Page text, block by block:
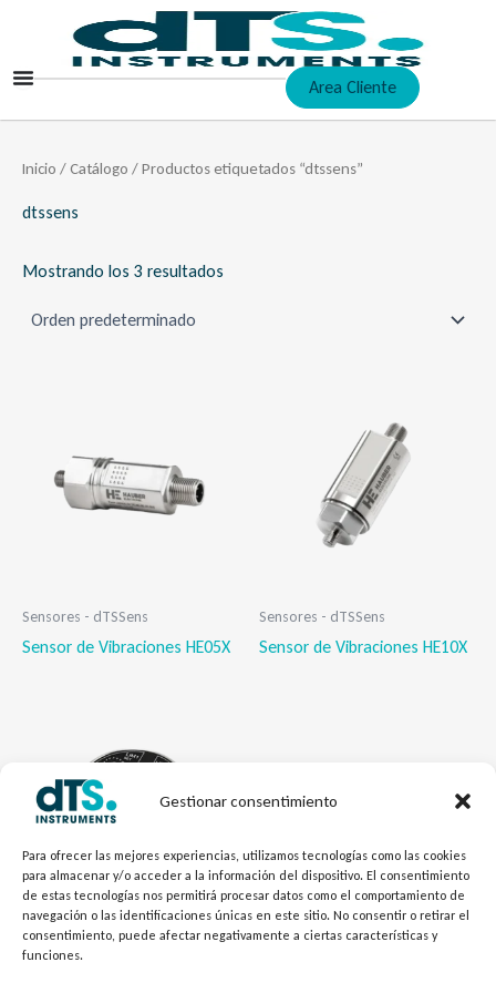
Gestionar consentimiento
Para ofrecer las mejores experiencias, utilizamos tecnologías como las cookies
para almacenar y/o acceder a la información del dispositivo. El consentimiento
de estas tecnologías nos permitirá procesar datos como el comportamiento de
navegación o las identificaciones únicas en este sitio. No consentir o retirar el
consentimiento, puede afectar negativamente a ciertas características y
funciones.
contenido
Area Cliente
Inicio /Catálogo / Productos etiquetados “dtssens”
dtssens
Mostrando los 3 resultados
Sensores - dTSSens
Sensor de Vibraciones HE05X
Sensores - dTSSens
Sensor de Vibraciones HE10X
Sensores - dTSSens